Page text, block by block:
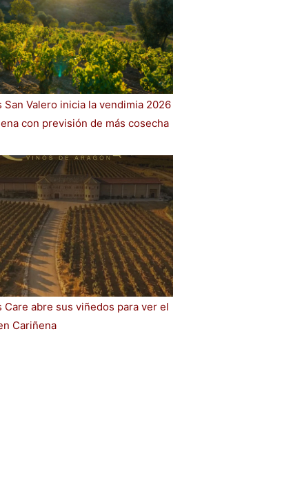
San Valero inicia la vendimia 2026
con previsión de más cosecha
Care abre sus viñedos para ver el
Cariñena